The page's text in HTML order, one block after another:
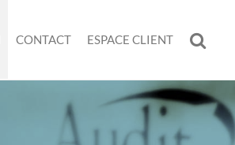
CONTACT ESPACE CLIENT